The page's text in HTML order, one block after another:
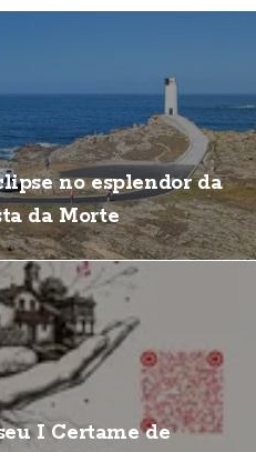
no esplendor da
da Morte
I Certame de